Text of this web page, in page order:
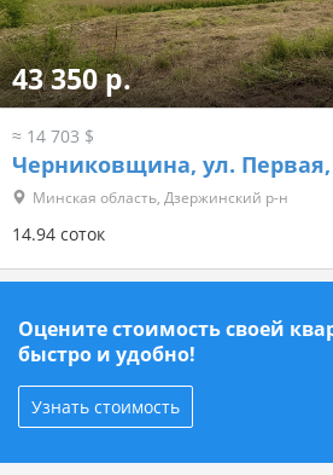
43 350 р.
≈ 14 703 $
Черниковщина, ул.
Минская область, Дзержинский р-н
14.94 соток
Оцените стоимость своей
быстро и удобно!
Узнать стоимость